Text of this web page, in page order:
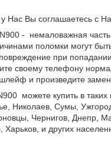
у Нас Вы соглашаетесь с
- немаловажная часть
поломки могут
при
своему телефону
и произведите
можете купить в таких
Николаев, Сумы,
Чернигов, Днепр,
и других